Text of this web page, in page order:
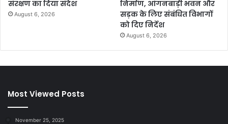
संरक्षण का दिया संदेश
August 6, 2026
निर्माण, आंगनबाड़ी भवन और
सड़क के लिए संबंधित विभागों
को दिए निर्देश
August 6, 2026
Most Viewed Posts
November 25, 2025